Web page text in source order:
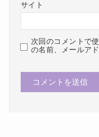
サイト
次回のコメントで
の名前、メールア